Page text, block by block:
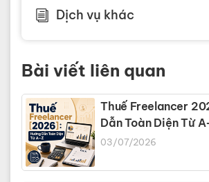
Dịch vụ khác
Bài viết liên quan
Thuế Freelancer
Dẫn Toàn Diện Từ
03/07/2026